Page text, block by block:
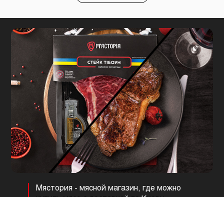
Мястория - мясной магазин, где можно